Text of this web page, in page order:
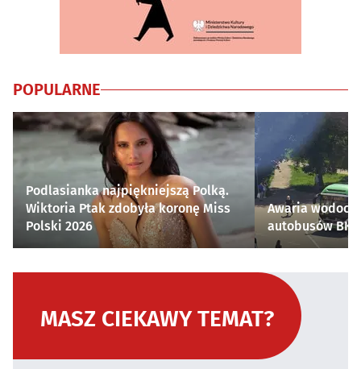
POPULARNE
Podlasianka najpiękniejszą Polką.
Wiktoria Ptak zdobyła koronę Miss
Polski 2026
Awaria
autobusów
MASZ CIEKAWY TEMAT?